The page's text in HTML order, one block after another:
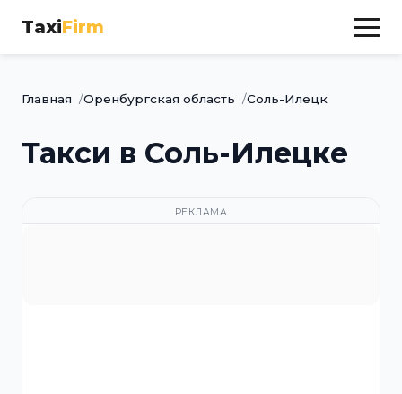
TaxiFirm
Главная Оренбургская область Соль-Илецк
Такси в Соль-Илецке
РЕКЛАМА